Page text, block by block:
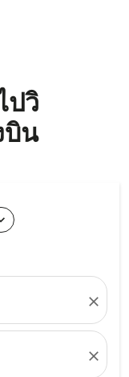
ปวิ
บิน
close
close